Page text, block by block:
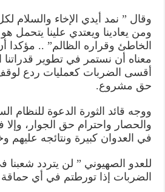
وقال ” نمد أيدي الإخاء والسلام لكل
ومن يعادينا ويعتدي علينا يتحمل
الخاطئ وقراره الظالم” .. مؤكدا
معناه أن نستمر في تطوير قدراتنا
أقسى الضربات كعمليات ردع لوقف
حق مشروع.
ووجه قائد الثورة الدعوة للنظام
والحصار واحترام حق الجوار، وإلا
في العدوان كبيرة ونتائجه عليهم
للعدو الصهيوني ” لن يتردد
الضربات إذا تورطتم في أي حماقة